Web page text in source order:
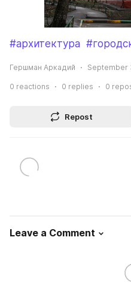
#архитектура
Гершман Аркадий September
0 reactions 0 replies 0
Repost
Leave a Comment